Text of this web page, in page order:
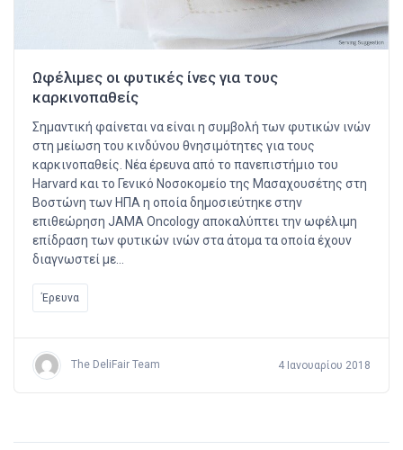
Ωφέλιμες οι φυτικές ίνες για τους
καρκινοπαθείς
Σημαντική φαίνεται να είναι η συμβολή των φυτικών ινών
στη μείωση του κινδύνου θνησιμότητες για τους
καρκινοπαθείς. Νέα έρευνα από το πανεπιστήμιο του
Harvard και το Γενικό Νοσοκομείο της Μασαχουσέτης στη
Βοστώνη των ΗΠΑ η οποία δημοσιεύτηκε στην
επιθεώρηση JAMA Oncology αποκαλύπτει την ωφέλιμη
επίδραση των φυτικών ινών στα άτομα τα οποία έχουν
διαγνωστεί με…
Έρευνα
The DeliFair Team 4 Ιανουαρίου 2018